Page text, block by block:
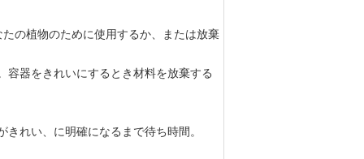
の植物のために使用するか、または放棄
容器をきれいにするとき材料を放棄する
れい、に明確になるまで待ち時間。